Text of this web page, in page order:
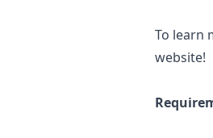
To learn
website!